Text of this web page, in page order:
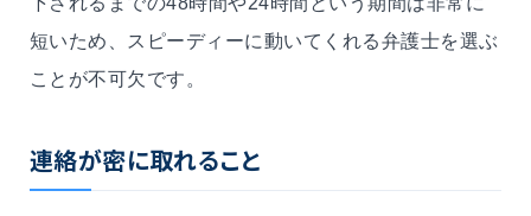
短いため、スピーディーに動いてくれる弁護士を選ぶ
ことが不可欠です。
連絡が密に取れること